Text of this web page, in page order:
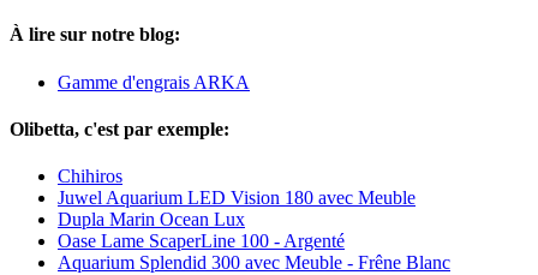
À lire sur notre blog:
Gamme d'engrais ARKA
Olibetta, c'est par exemple:
Chihiros
Juwel Aquarium LED Vision 180 avec Meuble
Dupla Marin Ocean Lux
Oase Lame ScaperLine 100 - Argenté
Aquarium Splendid 300 avec Meuble - Frêne Blanc